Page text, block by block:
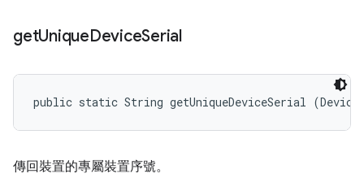
getUniqueDeviceSerial
public static String getUniqueDeviceSerial
傳回裝置的專屬裝置序號。